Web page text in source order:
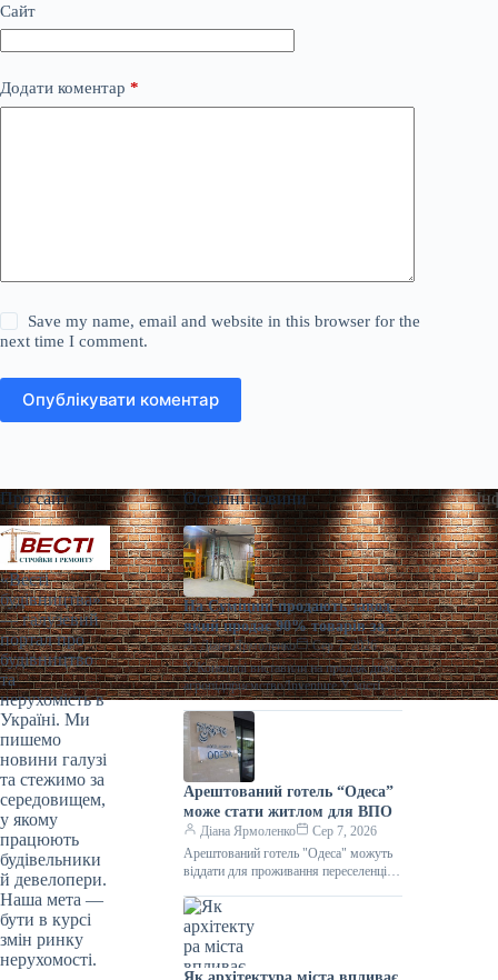
Сайт
Додати коментар *
Save my name, email and website in this browser for the
next time I comment.
Опублікувати коментар
Про сайт
«Весті
будівництва»
— галузевий
портал про
будівництво
та
нерухомість в
Україні. Ми
пишемо
новини галузі
та стежимо за
середовищем,
у якому
працюють
будівельники
й девелопери.
Наша мета —
бути в курсі
змін ринку
нерухомості.
Останні новини
На Сумщині продають завод,
який продає 90% товарів за
кордон
Діана Ярмоленко
Сер 7, 2026
У Конотопі виставили на продаж діюче
агропідприємство/Inventure У місті
Конотоп Сумської області виставили
на продаж 100% корпоративних прав
діючого агропереробного
Арештований готель “Одеса”
може стати житлом для ВПО
Діана Ярмоленко
Сер 7, 2026
Арештований готель "Одеса" можуть
віддати для проживання переселенців /
може стати першим арештованим
об’єктом нерухомості,